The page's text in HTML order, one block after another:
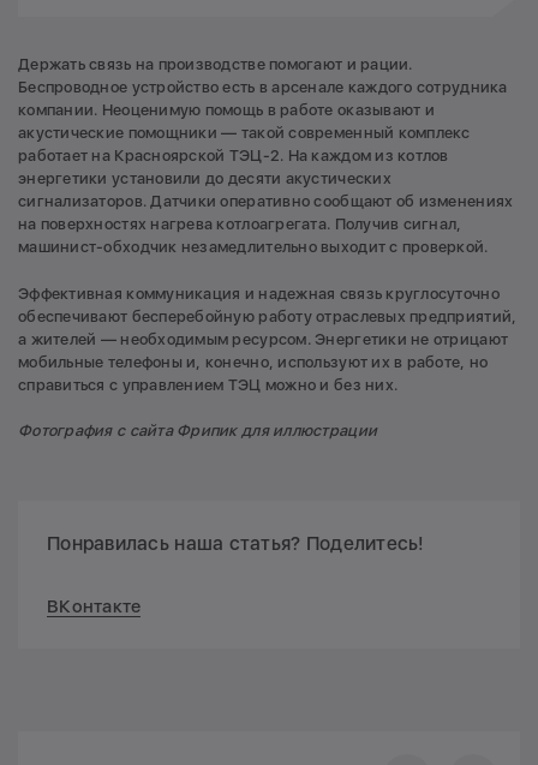
Держать связь на производстве помогают и рации.
Беспроводное устройство есть в арсенале каждого сотрудника
компании. Неоценимую помощь в работе оказывают и
акустические помощники — такой современный комплекс
работает на Красноярской ТЭЦ-2. На каждом из котлов
энергетики установили до десяти акустических
сигнализаторов. Датчики оперативно сообщают об изменениях
на поверхностях нагрева котлоагрегата. Получив сигнал,
машинист-обходчик незамедлительно выходит с проверкой.
Эффективная коммуникация и надежная связь круглосуточно
обеспечивают бесперебойную работу отраслевых предприятий,
а жителей — необходимым ресурсом. Энергетики не отрицают
мобильные телефоны и, конечно, используют их в работе, но
справиться с управлением ТЭЦ можно и без них.
Фотография с сайта Фрипик для иллюстрации
Понравилась наша статья? Поделитесь!
ВКонтакте